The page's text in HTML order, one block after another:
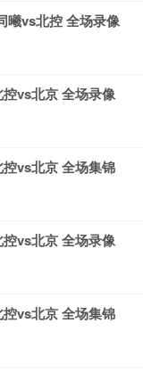
曦vs北控 全场录像
vs北京 全场录像
vs北京 全场集锦
vs北京 全场录像
vs北京 全场集锦